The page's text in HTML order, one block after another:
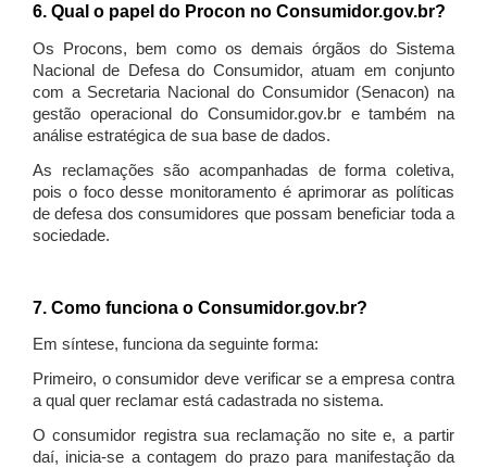
6. Qual o papel do Procon no Consumidor.gov.br?
Os Procons, bem como os demais órgãos do Sistema
Nacional de Defesa do Consumidor, atuam em conjunto
com a Secretaria Nacional do Consumidor (Senacon) na
gestão operacional do Consumidor.gov.br e também na
análise estratégica de sua base de dados.
As reclamações são acompanhadas de forma coletiva,
pois o foco desse monitoramento é aprimorar as políticas
de defesa dos consumidores que possam beneficiar toda a
sociedade.
7. Como funciona o Consumidor.gov.br?
Em síntese, funciona da seguinte forma:
Primeiro, o consumidor deve verificar se a empresa contra
a qual quer reclamar está cadastrada no sistema.
O consumidor registra sua reclamação no site e, a partir
daí, inicia-se a contagem do prazo para manifestação da